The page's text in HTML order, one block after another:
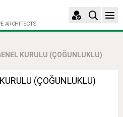
ARCHITECTS
KURULU (ÇOĞUNLUKLU)
(ÇOĞUNLUKLU)